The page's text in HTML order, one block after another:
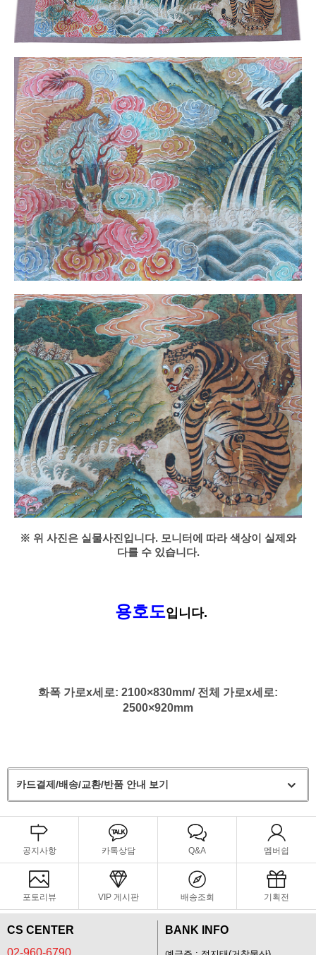
※ 위 사진은 실물사진입니다. 모니터에 따라 색상이 실제와
다를 수 있습니다.
용호도입니다.
화폭 가로x세로: 2100×830mm/ 전체 가로x세로:
2500×920mm
카드결제/배송/교환/반품 안내 보기
공지사항 카톡상담 Q&A 멤버쉽
포토리뷰 VIP 게시판 배송조회 기획전
CS CENTER
02-960-6790
BANK INFO